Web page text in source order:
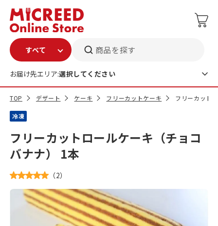
商品を探す
お届け先エリア:選択してください
TOP デザート ケーキ フリーカットケーキ フリーカット
冷凍
フリーカットロールケーキ（チョコ
バナナ） 1本
（2）